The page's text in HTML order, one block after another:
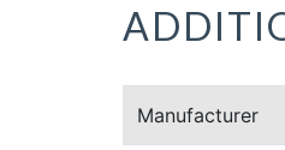
Manufacturer